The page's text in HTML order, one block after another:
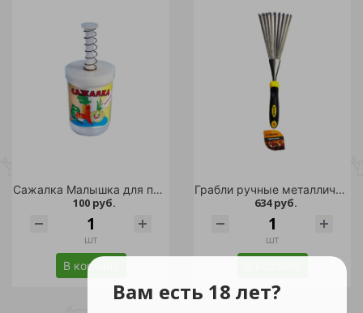
Вам есть 18 лет?
Сажалка Малышка для посева семян /100
100 руб.
шт
В корзину
Грабли ручные металлические Protex 37*12см
634 руб.
шт